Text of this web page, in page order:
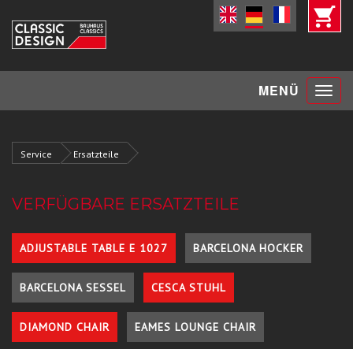
MENÜ Toggle
Service Ersatzteile
VERFÜGBARE ERSATZTEILE
ADJUSTABLE TABLE E 1027 BARCELONA HOCKER
BARCELONA SESSEL CESCA STUHL
DIAMOND CHAIR EAMES LOUNGE CHAIR